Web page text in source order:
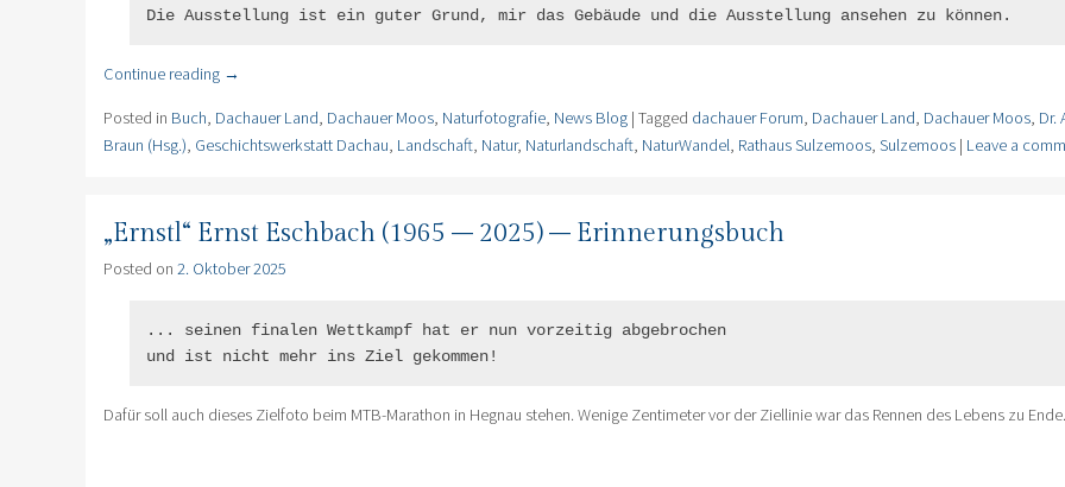
Die Ausstellung ist ein guter Grund, mir das Gebäude und die Ausstellung ansehen zu können.
Continue reading →
Posted in Buch Dachauer Land Dachauer Moos Naturfotografie News Blog | Tagged dachauer Forum Dachauer Land Dachauer Moos Dr.
Braun (Hsg.) Geschichtswerkstatt Dachau Landschaft Natur, Naturlandschaft NaturWandel Rathaus Sulzemoos Sulzemoos | Leave a
„Ernstl“ Ernst Eschbach (1965 – 2025) – Erinnerungsbuch
Posted on 2. Oktober 2025
... seinen finalen Wettkampf hat er nun vorzeitig abgebrochen
und ist nicht mehr ins Ziel gekommen!
Dafür soll auch dieses Zielfoto beim MTB-Marathon in Hegnau stehen. Wenige Zentimeter vor der Ziellinie war das Rennen des Lebens zu Ende.